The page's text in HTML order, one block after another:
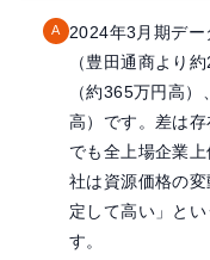
A
2024年3月期デー
（豊田通商より
（約365万円高
高）です。差は
でも全上場企業
社は資源価格の
定して高い」と
す。